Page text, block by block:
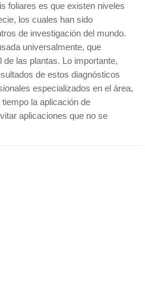
foliares es que existen niveles
los cuales han sido
de investigación del mundo.
universalmente, que
de las plantas. Lo importante,
de estos diagnósticos
especializados en el área,
la aplicación de
aplicaciones que no se